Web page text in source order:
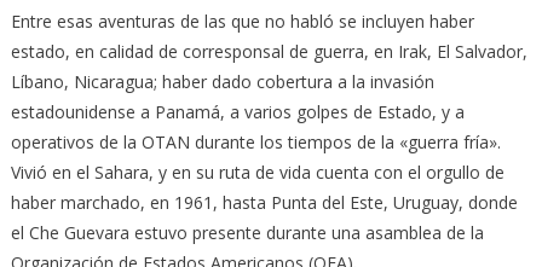
Entre esas aventuras de las que no habló se incluyen haber
estado, en calidad de corresponsal de guerra, en Irak, El Salvador,
Líbano, Nicaragua; haber dado cobertura a la invasión
estadounidense a Panamá, a varios golpes de Estado, y a
operativos de la OTAN durante los tiempos de la «guerra fría».
Vivió en el Sahara, y en su ruta de vida cuenta con el orgullo de
haber marchado, en 1961, hasta Punta del Este, Uruguay, donde
el Che Guevara estuvo presente durante una asamblea de la